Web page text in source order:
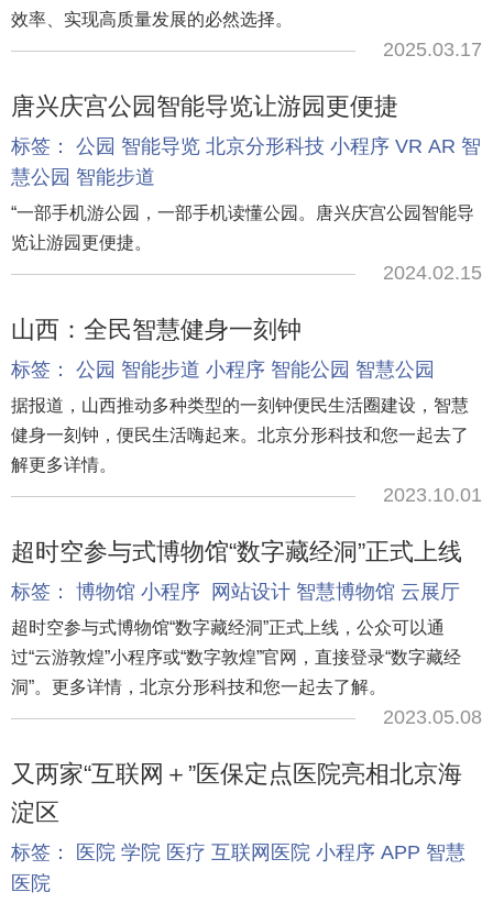
效率、实现高质量发展的必然选择。
2025.03.17
唐兴庆宫公园智能导览让游园更便捷
标签： 公园 智能导览 北京分形科技 小程序 VR AR 智
慧公园 智能步道
“一部手机游公园，一部手机读懂公园。唐兴庆宫公园智能导
览让游园更便捷。
2024.02.15
山西：全民智慧健身一刻钟
标签： 公园 智能步道 小程序 智能公园 智慧公园
据报道，山西推动多种类型的一刻钟便民生活圈建设，智慧
健身一刻钟，便民生活嗨起来。北京分形科技和您一起去了
解更多详情。
2023.10.01
超时空参与式博物馆“数字藏经洞”正式上线
标签： 博物馆 小程序 网站设计 智慧博物馆 云展厅
超时空参与式博物馆“数字藏经洞”正式上线，公众可以通
过“云游敦煌”小程序或“数字敦煌”官网，直接登录“数字藏经
洞”。更多详情，北京分形科技和您一起去了解。
2023.05.08
又两家“互联网＋”医保定点医院亮相北京海
淀区
标签： 医院 学院 医疗 互联网医院 小程序 APP 智慧
医院